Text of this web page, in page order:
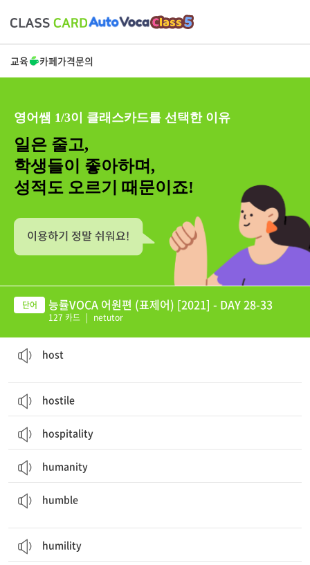
교육 카페가격문의
영어쌤 1/3이 클래스카드를 선택한 이유
일은 줄고,
학생들이 좋아하며,
성적도 오르기 때문이죠!
능률VOCA 어원편 (표제어) [2021] - DAY 28-33
127 카드 | netutor
host
hostile
hospitality
humanity
humble
humility